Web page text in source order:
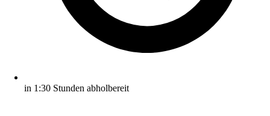
in 1:30 Stunden abholbereit